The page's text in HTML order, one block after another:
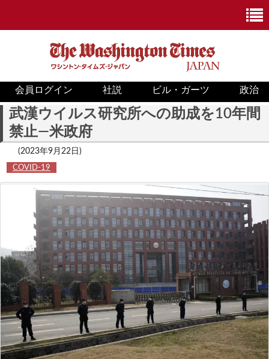
ニュース
政治
ホワイトハウス
COVID-19
米国内
国際
安全保障
ビジネス・経済
カルチャー
会員ログイン 社説 ビル・ガーツ 政治
武漢ウイルス研究所への助成を10年間
禁止―米政府
(2023年9月22日)
COVID-19